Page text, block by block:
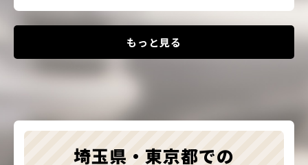
もっと見る
埼玉県・東京都での